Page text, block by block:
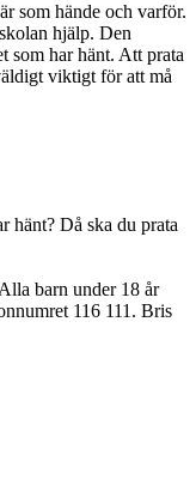
som hände och varför.
hjälp. Den
som har hänt. Att prata
viktigt för att må
hänt? Då ska du prata
barn under 18 år
116 111. Bris